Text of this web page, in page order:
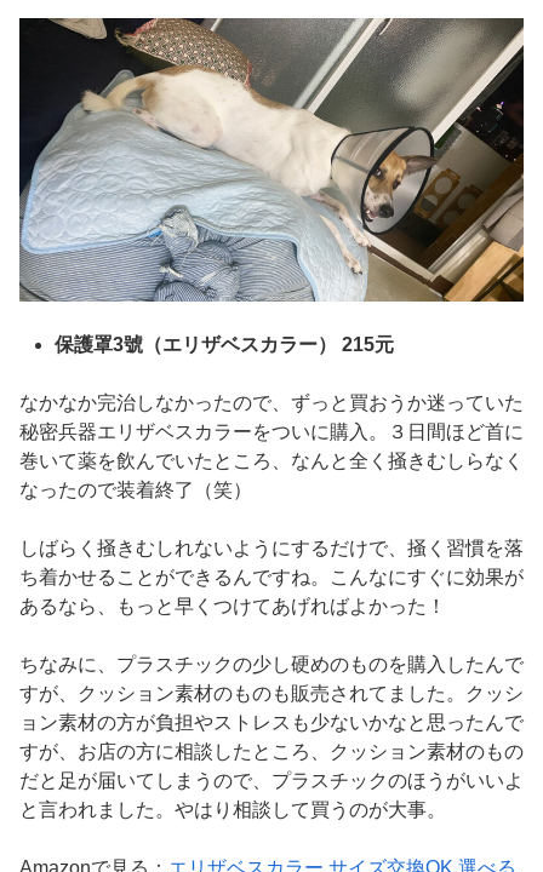
保護罩3號（エリザベスカラー） 215元
なかなか完治しなかったので、ずっと買おうか迷っていた
秘密兵器エリザベスカラーをついに購入。３日間ほど首に
巻いて薬を飲んでいたところ、なんと全く掻きむしらなく
なったので装着終了（笑）
しばらく掻きむしれないようにするだけで、掻く習慣を落
ち着かせることができるんですね。こんなにすぐに効果が
あるなら、もっと早くつけてあげればよかった！
ちなみに、プラスチックの少し硬めのものを購入したんで
すが、クッション素材のものも販売されてました。クッシ
ョン素材の方が負担やストレスも少ないかなと思ったんで
すが、お店の方に相談したところ、クッション素材のもの
だと足が届いてしまうので、プラスチックのほうがいいよ
と言われました。やはり相談して買うのが大事。
Amazonで見る： エリザベスカラー サイズ交換OK 選べる